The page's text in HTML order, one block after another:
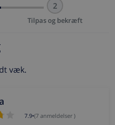
2
Tilpas og bekræft
væk.
7.9•(7 anmeldelser )